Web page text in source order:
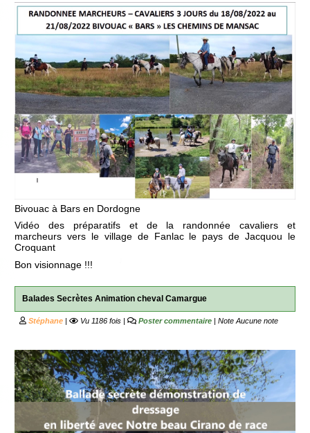
Bivouac à Bars en Dordogne
Vidéo des préparatifs et de la randonnée cavaliers et
marcheurs vers le village de Fanlac le pays de Jacquou le
Croquant
Bon visionnage !!!
Balades Secrètes Animation cheval Camargue
Stéphane | Vu 1186 fois | Poster commentaire | NoteAucune note